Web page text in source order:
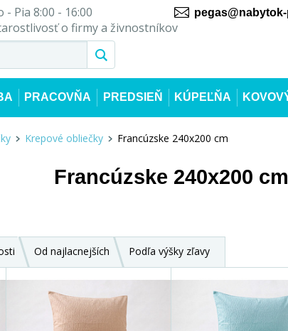
- Pia 8:00 - 16:00
o firmy a živnostníkov
PRACOVŇA PREDSIEŇ KÚPEĽŇA
Krepové obliečky Francúzske 240x200 cm
Francúzske 240x200 cm
Od najlacnejších Podľa výšky zľavy